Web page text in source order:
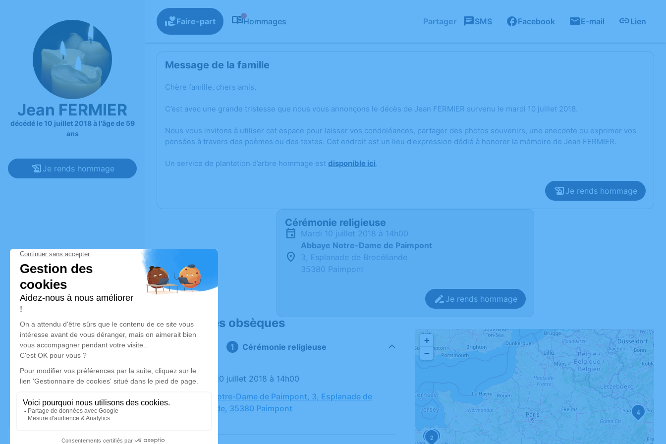
Jean FERMIER
décédé le 10 juillet 2018 à l'âge de 59
ans
Je rends hommage
Faire-part Hommages Partager SMS Facebook E-mail Lien
Message de la famille
Chère famille, chers amis,
C’est avec une grande tristesse que nous vous annonçons le décès de Jean FERMIER survenu le mardi 10 juillet 2018.
Nous vous invitons à utiliser cet espace pour laisser vos condoléances, partager des photos souvenirs, une anecdote ou exprimer vos
pensées à travers des poèmes ou des textes. Cet endroit est un lieu d'expression dédié à honorer la mémoire de Jean FERMIER.
Un service de plantation d’arbre hommage est disponible ici.
Je rends hommage
Cérémonie religieuse
mardi 10 juillet 2018 à 14h00
Abbaye Notre-Dame de Paimpont
3, Esplanade de Brocéliande
35380 Paimpont
Je rends hommage
Déroulé des obsèques
Cérémonie religieuse
Le mardi 10 juillet 2018 à 14h00
Abbaye Notre-Dame de Paimpont, 3, Esplanade de
Brocéliande, 35380 Paimpont
123
4
+
−